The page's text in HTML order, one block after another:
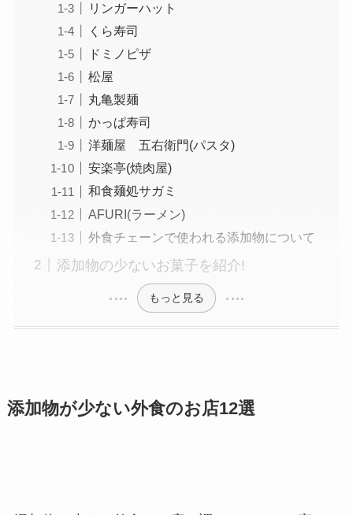
リンガーハット
くら寿司
ドミノピザ
松屋
丸亀製麺
かっぱ寿司
洋麺屋 五右衛門(パスタ)
安楽亭(焼肉屋)
和食麺処サガミ
AFURI(ラーメン)
外食チェーンで使われる添加物について
添加物の少ないお菓子を紹介!
もっと見る
添加物が少ない外食のお店12選